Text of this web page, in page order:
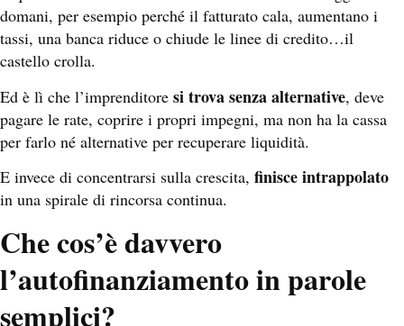
domani, per esempio perché il fatturato cala, aumentano i
tassi, una banca riduce o chiude le linee di credito…il
castello crolla.
Ed è lì che l’imprenditore si trova senza alternative, deve
pagare le rate, coprire i propri impegni, ma non ha la cassa
per farlo né alternative per recuperare liquidità.
E invece di concentrarsi sulla crescita, finisce intrappolato
in una spirale di rincorsa continua.
Che cos’è davvero
l’autofinanziamento in parole
semplici?